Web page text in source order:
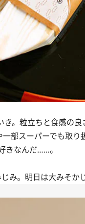
。粒立ちと食感の
部スーパーでも取
きなんだ……。
。明日は大みそか